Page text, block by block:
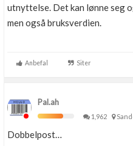
utnyttelse. Det kan lønne seg
men også bruksverdien.
Anbefal Siter
Pal.ah
1,962
Dobbelpost…